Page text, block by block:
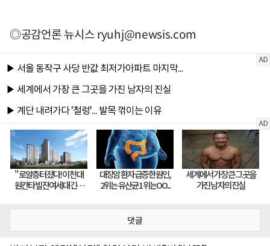
◎공감언론 뉴시스ryuhj@newsis.com
댓글